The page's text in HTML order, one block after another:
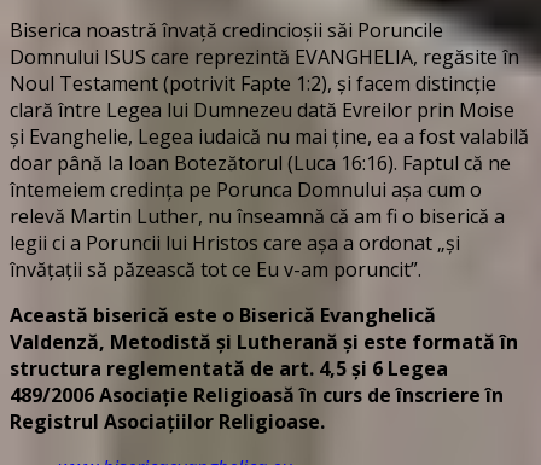
Biserica noastră învață credincioșii săi Poruncile
Domnului ISUS care reprezintă EVANGHELIA, regăsite în
Noul Testament (potrivit Fapte 1:2), și facem distincție
clară între Legea lui Dumnezeu dată Evreilor prin Moise
și Evanghelie, Legea iudaică nu mai ține, ea a fost valabilă
doar până la Ioan Botezătorul (Luca 16:16). Faptul că ne
întemeiem credința pe Porunca Domnului așa cum o
relevă Martin Luther, nu înseamnă că am fi o biserică a
legii ci a Poruncii lui Hristos care așa a ordonat „și
învățații să păzească tot ce Eu v-am poruncit”.
Această biserică este o Biserică Evanghelică
Valdenză, Metodistă și Lutherană și este formată în
structura reglementată de art. 4,5 și 6 Legea
489/2006Asociație Religioasă în curs de înscriere în
Registrul Asociațiilor Religioase.